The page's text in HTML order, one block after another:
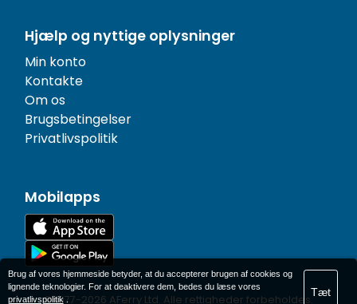
Hjælp og nyttige oplysninger
Min konto
Kontakte
Om os
Brugsbetingelser
Privatlivspolitik
Mobilapps
© 1977-2026 AFerry Ltd. Alle rettigheder forbeholdes.
Brug af vores hjemmeside betyder, at du accepterer brugen af cookies og
lignende teknologier. For at deaktivere dem, bedes du læse vores
privatlivspolitik.
Tæt